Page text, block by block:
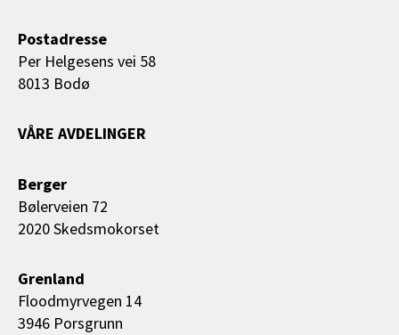
Postadresse
Per Helgesens vei 58
8013 Bodø
VÅRE AVDELINGER
Berger
Bølerveien 72
2020 Skedsmokorset
Grenland
Floodmyrvegen 14
3946 Porsgrunn